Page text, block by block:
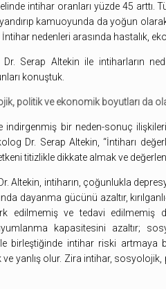
intihar oranları yüzde 45
kamuoyunda da yoğun olarak
İntihar nedenleri arasında hastalık,
Serap Altekin ile intiharların
konuştuk.
politik ve ekonomik boyutları da
indirgenmiş bir neden-sonuç
Dr. Serap Altekin, “İntiharı
titizlikle dikkate almak ve
Altekin, intiharın, çoğunlukla
dayanma gücünü azaltır,
edilmemiş ve tedavi edilmemiş
kapasitesini azaltır;
birleştiğinde intihar riski
ve yanlış olur. Zira intihar,